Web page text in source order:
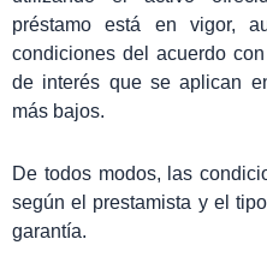
préstamo está en vigor,
condiciones del acuerdo
de interés que se aplican
más bajos.
De todos modos, las
según el prestamista y el
garantía.